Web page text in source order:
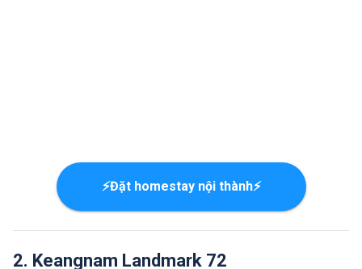
⚡Đặt homestay nội thành⚡
2. Keangnam Landmark 72